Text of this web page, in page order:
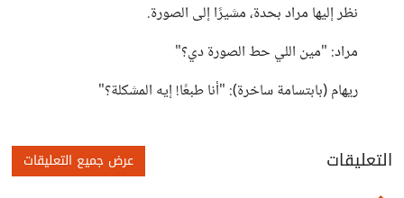
نظر إليها مراد بحدة، مشيرًا إلى الصورة.
مراد: "مين اللي حط الصورة دي؟"
ريهام (بابتسامة ساخرة): "أنا طبعًا! إيه المشكلة؟"
التعليقات عرض جميع التعليقات